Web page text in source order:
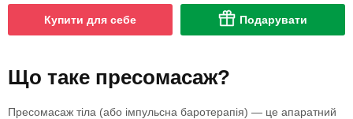
Купити для себе Подарувати
Що таке пресомасаж?
Пресомасаж тіла (або імпульсна баротерапія) — це апаратний